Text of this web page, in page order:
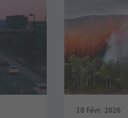
18 févr. 2026